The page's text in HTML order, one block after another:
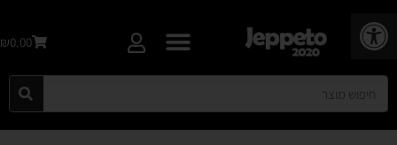
פתח סרגל נגישות
₪0.00